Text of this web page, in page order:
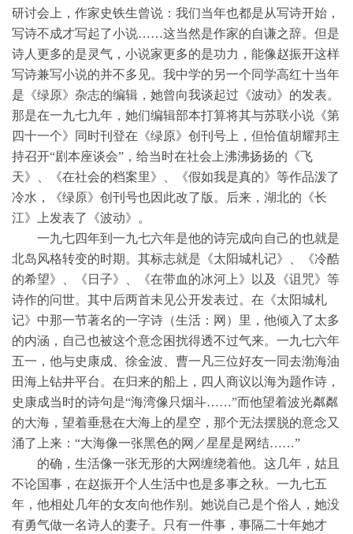
研讨会上，作家史铁生曾说：我们当年也都是从写诗开始，
写诗不成才写起了小说……这当然是作家的自谦之辞。但是
诗人更多的是灵气，小说家更多的是功力，能像赵振开这样
写诗兼写小说的并不多见。我中学的另一个同学高红十当年
是《绿原》杂志的编辑，她曾向我谈起过《波动》的发表。
那是在一九七九年，她们编辑部本打算将其与苏联小说《第
四十一个》同时刊登在《绿原》创刊号上，但恰值胡耀邦主
持召开“剧本座谈会”，给当时在社会上沸沸扬扬的《飞
天》、《在社会的档案里》、《假如我是真的》等作品泼了
冷水，《绿原》创刊号也因此改了版。后来，湖北的《长
江》上发表了《波动》。
一九七四年到一九七六年是他的诗完成向自己的也就是
北岛风格转变的时期。其标志就是《太阳城札记》、《冷酷
的希望》、《日子》、《在带血的冰河上》以及《诅咒》等
诗作的问世。其中后两首未见公开发表过。在《太阳城札
记》中那一节著名的一字诗（生活：网）里，他倾入了太多
的内涵，自己也被这个意念困扰得透不过气来。一九七六年
五一，他与史康成、徐金波、曹一凡三位好友一同去渤海油
田海上钻井平台。在归来的船上，四人商议以海为题作诗，
史康成当时的诗句是“海湾像只烟斗……”而他望着波光粼粼
的大海，望着垂悬在大海上的星空，那个无法摆脱的意念又
涌了上来：“大海像一张黑色的网／星星是网结……”
的确，生活像一张无形的大网缠绕着他。这几年，姑且
不论国事，在赵振开个人生活中也是多事之秋。一九七五
年，他相处几年的女友向他作别。她说自己是个俗人，她没
有勇气做一名诗人的妻子。只有一件事，事隔二十年她才